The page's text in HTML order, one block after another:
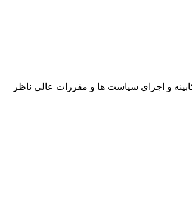
و اجرای سیاست ها و مقررات عالی ناظر